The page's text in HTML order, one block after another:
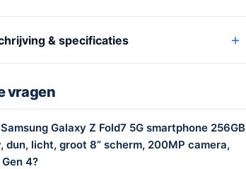
& specificaties
vragen
Galaxy Z Fold7 5G smartphone 256GB
dun, licht, groot 8” scherm, 200MP camera,
4?